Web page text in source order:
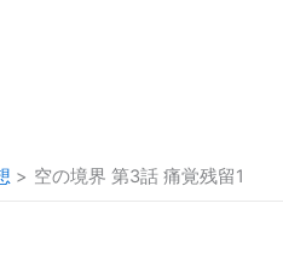
空の境界 第3話 痛覚残留1